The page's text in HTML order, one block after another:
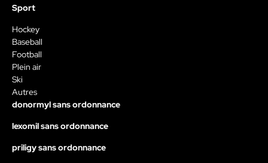
Sport
Hockey
Baseball
Football
Plein air
Ski
Autres
donormyl sans ordonnance
lexomil sans ordonnance
priligy sans ordonnance